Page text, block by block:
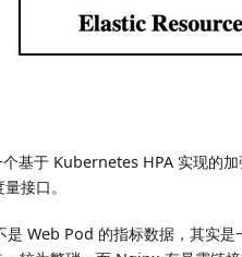
基于 Kubernetes HPA 实现的
接口。
Web Pod 的指标数据，其实是